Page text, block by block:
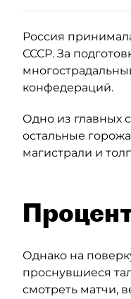
Россия
СССР. За
конфедераций.
Одно из главных
остальные
магистрали и
Однако на
проснувшиеся
смотреть матчи,